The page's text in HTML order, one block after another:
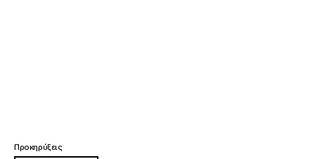
Προκηρύξεις